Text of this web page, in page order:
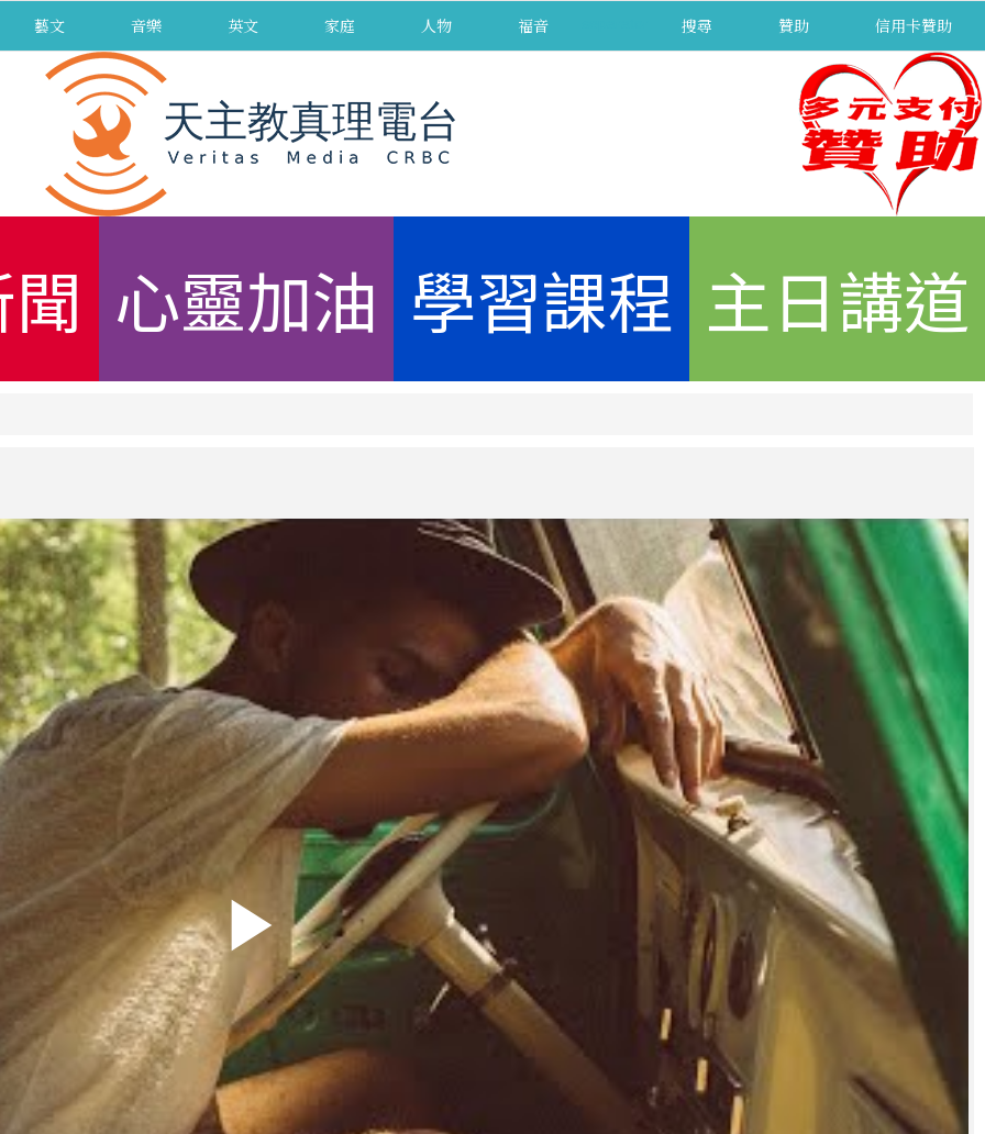
藝文 音樂 英文 家庭 人物 福音 搜尋 贊助 信用卡贊助
心靈加油 學習課程 主日講道